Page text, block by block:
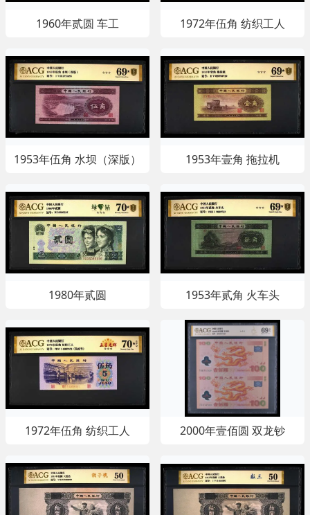
1960年贰圆 车工 1972年伍角 纺织工人
1953年伍角 水坝（深版） 1953年壹角 拖拉机
1980年贰圆 1953年贰角 火车头
1972年伍角 纺织工人 2000年壹佰圆 双龙钞